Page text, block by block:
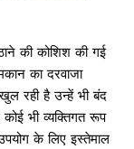
की कोशिश की गई
का दरवाजा
रही है उन्हें भी बंद
कोई भी व्यक्तिगत रूप
के लिए इस्तेमाल